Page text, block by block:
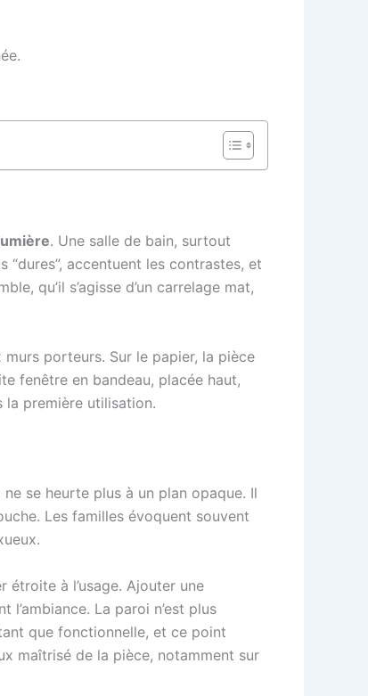
. Une salle de bain, surtout
accentuent les contrastes, et
qu’il s’agisse d’un carrelage mat,
porteurs. Sur le papier, la pièce
fenêtre en bandeau, placée haut,
la première utilisation.
se heurte plus à un plan opaque. Il
Les familles évoquent souvent
à l’usage. Ajouter une
La paroi n’est plus
que fonctionnelle, et ce point
maîtrisé de la pièce, notamment sur